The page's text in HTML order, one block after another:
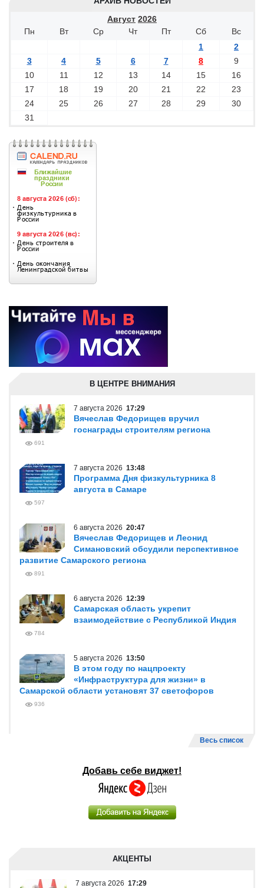
Август 2026
Пн
Вт Ср Чт Пт Сб
Вс
1
2
3
4 5 6 7 8
9
10
11 12 13 14 15
16
17
18 19 20 21 22
23
24
25 26 27 28 29
30
31
В ЦЕНТРЕ ВНИМАНИЯ
7 августа 2026 17:29
Вячеслав Федорищев вручил
госнаграды строителям региона
691
7 августа 2026 13:48
Программа Дня физкультурника 8
августа в Самаре
597
6 августа 2026 20:47
Вячеслав Федорищев и Леонид
Симановский обсудили перспективное
развитие Самарского региона
891
6 августа 2026 12:39
Самарская область укрепит
взаимодействие с Республикой Индия
784
5 августа 2026 13:50
В этом году по нацпроекту
«Инфраструктура для жизни» в
Самарской области установят 37 светофоров
936
Весь список
Добавь себе виджет!
АКЦЕНТЫ
7 августа 2026 17:29